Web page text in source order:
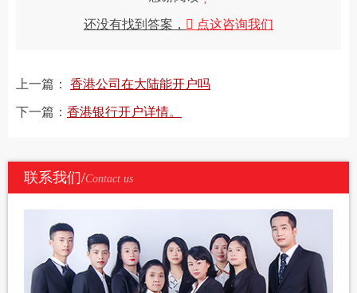
还没有找到答案， 点这咨询我们
上一篇： 香港公司在大陆能开户吗
下一篇： 香港银行开户详情。
联系我们/Contact us